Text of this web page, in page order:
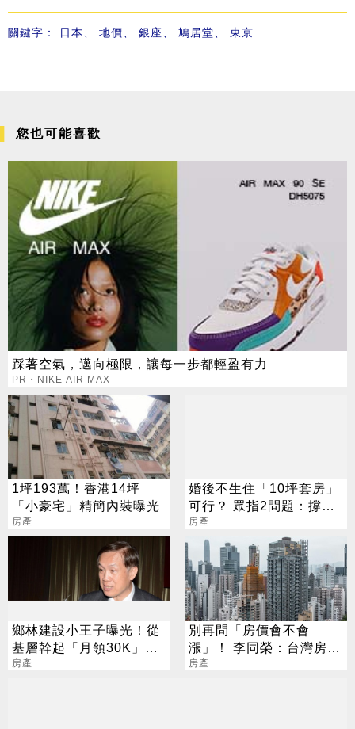
關鍵字： 日本、 地價、 銀座、 鳩居堂、 東京
您也可能喜歡
踩著空氣，邁向極限，讓每一步都輕盈有力
PR・NIKE AIR MAX
1坪193萬！香港14坪
「小豪宅」精簡內裝曝光
房產
婚後不生住「10坪套房」
可行？ 眾指2問題：撐不
久
房產
鄉林建設小王子曝光！從
基層幹起「月領30K」買
不起老爸蓋的房
房產
別再問「房價會不會
漲」！ 李同榮：台灣房市
全面分化新時代
房產